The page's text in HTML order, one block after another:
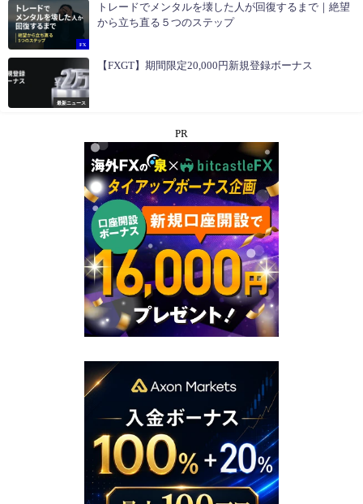
FX
トレードでメンタルを壊した人が回復するまで｜絶望
から立ち直る５つのステップ
最新ニュース
【FXGT】期間限定20,000円新規登録ボーナス
PR